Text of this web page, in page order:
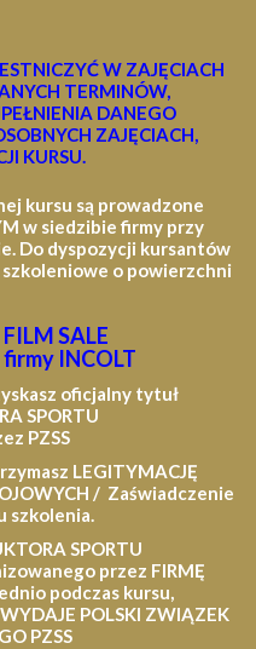
W ZAJĘCIACH
TERMINÓW,
DANEGO
ZAJĘCIACH,
KURSU.
kursu są prowadzone
w siedzibie firmy przy
Do dyspozycji kursantów
o powierzchni
FILM SALE
INCOLT
oficjalny tytuł
SPORTU
PZSS
LEGITYMACJĘ
/ Zaświadczenie
szkolenia.
SPORTU
przez FIRMĘ
podczas kursu,
POLSKI ZWIĄZEK
PZSS